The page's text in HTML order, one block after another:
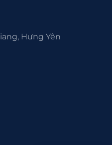
Hưng Yên